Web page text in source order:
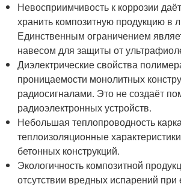
Невосприимчивость к коррозии
хранить композитную продукцию в
Единственным ограничением
навесом для защиты от
Диэлектрические свойства
проницаемости монолитных
радиосигналами. Это не создаёт
радиоэлектронных устройств.
Небольшая теплопроводность
теплоизоляционные
бетонных конструкций.
Экологичность композитной
отсутствии вредных испарений